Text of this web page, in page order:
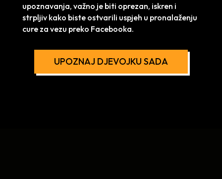
upoznavanja, važno je biti oprezan, iskren i
strpljiv kako biste ostvarili uspjeh u pronalaženju
cure za vezu preko Facebooka.
UPOZNAJ DJEVOJKU SADA